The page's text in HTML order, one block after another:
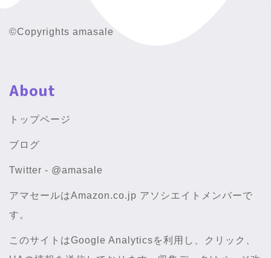
©Copyrights amasale
About
トップページ
ブログ
Twitter - @amasale
アマセールはAmazon.co.jp アソシエイトメンバーで
す。
このサイトはGoogle Analyticsを利用し、クリック、